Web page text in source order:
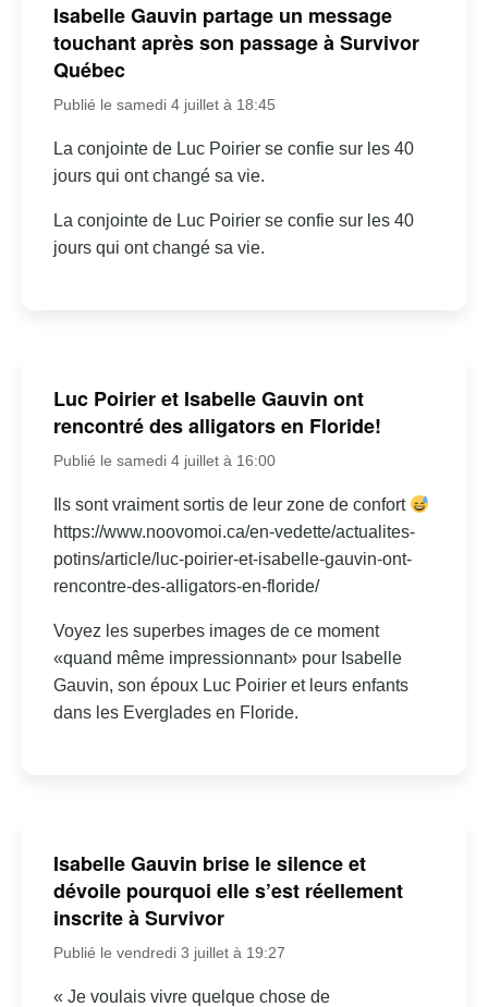
Isabelle Gauvin partage un message
touchant après son passage à Survivor
Québec
Publié le samedi 4 juillet à 18:45
La conjointe de Luc Poirier se confie sur les 40
jours qui ont changé sa vie.
La conjointe de Luc Poirier se confie sur les 40
jours qui ont changé sa vie.
Luc Poirier et Isabelle Gauvin ont
rencontré des alligators en Floride!
Publié le samedi 4 juillet à 16:00
Ils sont vraiment sortis de leur zone de confort
https://www.noovomoi.ca/en-vedette/actualites-
potins/article/luc-poirier-et-isabelle-gauvin-ont-
rencontre-des-alligators-en-floride/
Voyez les superbes images de ce moment
«quand même impressionnant» pour Isabelle
Gauvin, son époux Luc Poirier et leurs enfants
dans les Everglades en Floride.
Isabelle Gauvin brise le silence et
dévoile pourquoi elle s’est réellement
inscrite à Survivor
Publié le vendredi 3 juillet à 19:27
« Je voulais vivre quelque chose de